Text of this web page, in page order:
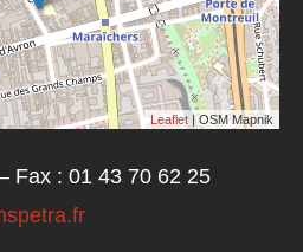
Leaflet | OSM Mapnik
Fax : 01 43 70 62 25